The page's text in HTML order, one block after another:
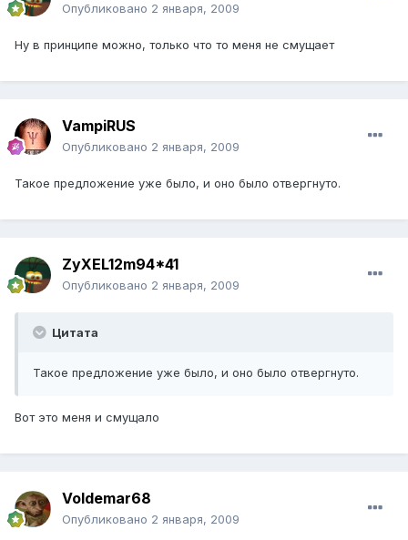
Опубликовано 2 января, 2009
Ну в принципе можно, только что то меня не смущает
VampiRUS
Опубликовано 2 января, 2009
Такое предложение уже было, и оно было отвергнуто.
ZyXEL12m94*41
Опубликовано 2 января, 2009
Цитата
Такое предложение уже было, и оно было отвергнуто.
Вот это меня и смущало
Voldemar68
Опубликовано 2 января, 2009